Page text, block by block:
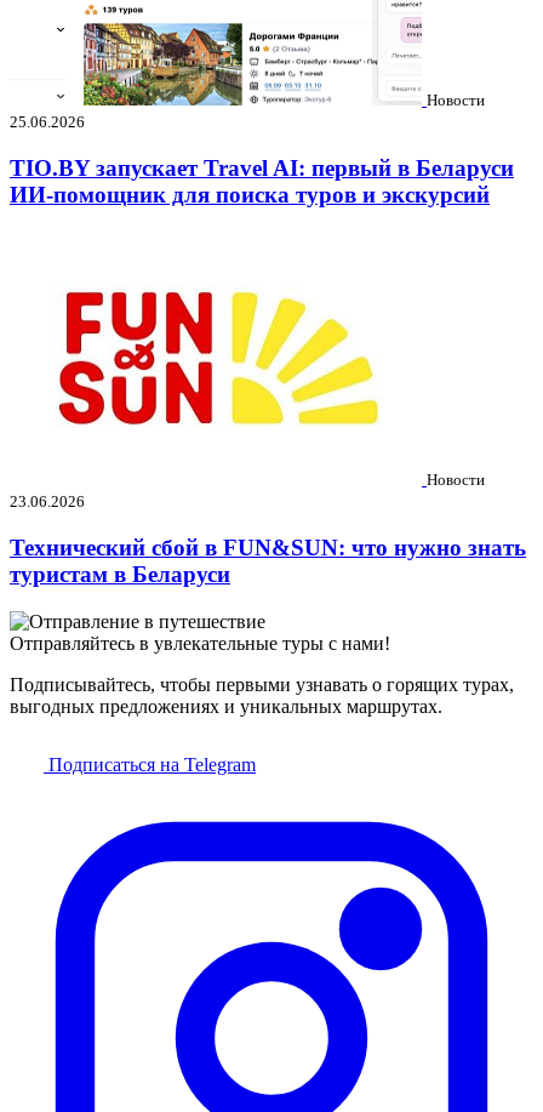
Новости
25.06.2026
TIO.BY запускает Travel AI: первый в Беларуси
ИИ-помощник для поиска туров и экскурсий
Новости
23.06.2026
Технический сбой в FUN&SUN: что нужно знать
туристам в Беларуси
Отправляйтесь в увлекательные туры с нами!
Подписывайтесь, чтобы первыми узнавать о горящих турах,
выгодных предложениях и уникальных маршрутах.
Подписаться на Telegram